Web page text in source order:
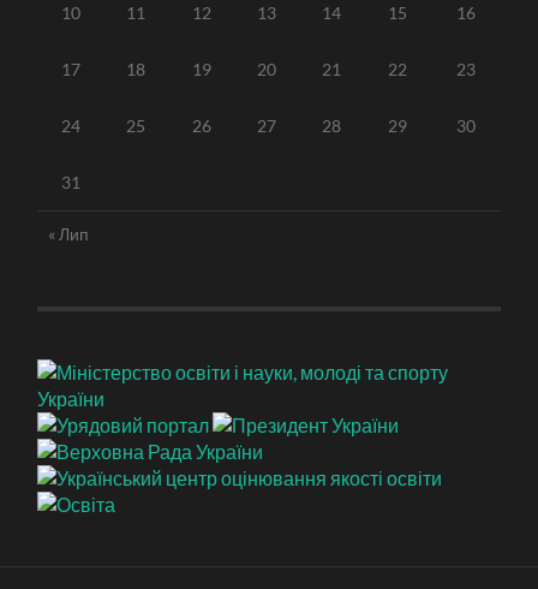
10 11 12 13 14 15 16
17 18 19 20 21 22 23
24 25 26 27 28 29 30
31
« Лип